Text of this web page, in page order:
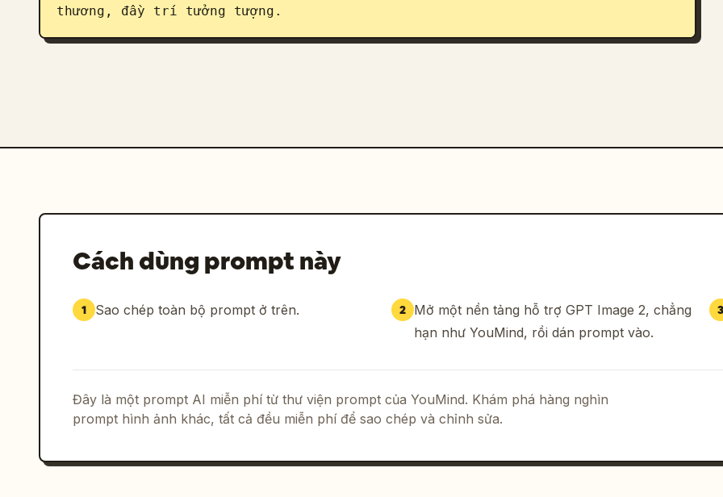
thương, đầy trí tưởng tượng.
Cách dùng prompt này
1 Sao chép toàn bộ prompt ở trên. 2 Mở một nền tảng hỗ trợ GPT Image 2, chẳng
hạn như YouMind, rồi dán prompt vào.
3
Đây là một prompt AI miễn phí từ thư viện prompt của YouMind. Khám phá hàng nghìn
prompt hình ảnh khác, tất cả đều miễn phí để sao chép và chỉnh sửa.